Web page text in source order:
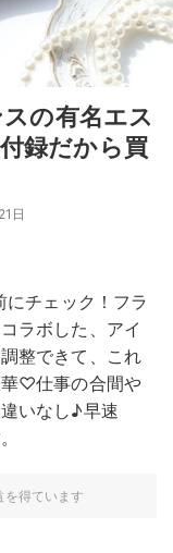
の有名エス
録だから買
日
にチェック！フラ
ラボした、アイ
整できて、これ
♡仕事の合間や
いなし♪早速
得ています